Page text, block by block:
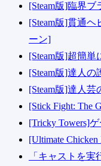
[Steam版]臨界
[Steam版]貫通
ーン]
[Steam版]超簡
[Steam版]達人
[Steam版]達人
[Stick Fight: The
[Tricky Towers]
[Ultimate
「キャストを